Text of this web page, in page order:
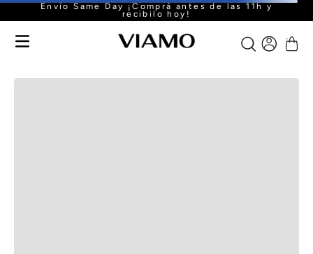
Envío Same Day ¡Comprá antes de las 11h y
recibilo hoy!